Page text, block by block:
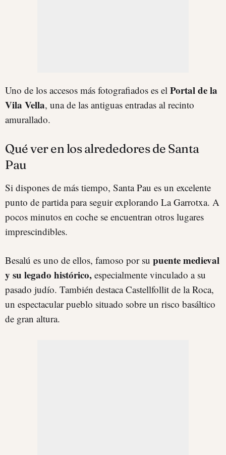
Uno de los accesos más fotografiados es el Portal de la
Vila Vella, una de las antiguas entradas al recinto
amurallado.
Qué ver en los alrededores de Santa
Pau
Si dispones de más tiempo, Santa Pau es un excelente
punto de partida para seguir explorando La Garrotxa. A
pocos minutos en coche se encuentran otros lugares
imprescindibles.
Besalú es uno de ellos, famoso por su puente medieval
y su legado histórico, especialmente vinculado a su
pasado judío. También destaca Castellfollit de la Roca,
un espectacular pueblo situado sobre un risco basáltico
de gran altura.